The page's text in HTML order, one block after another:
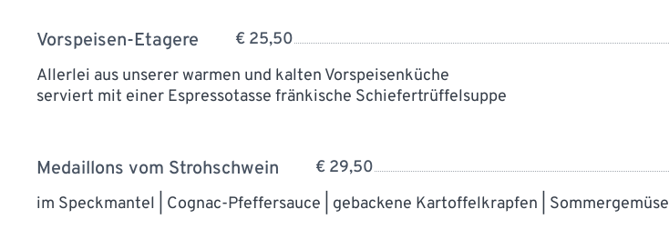
Vorspeisen-Etagere
€ 25,50
Allerlei aus unserer warmen und kalten Vorspeisenküche
serviert mit einer Espressotasse fränkische Schiefertrüffelsuppe
Medaillons vom Strohschwein
€ 29,50
im Speckmantel | Cognac-Pfeffersauce | gebackene Kartoffelkrapfen | Sommergemüse